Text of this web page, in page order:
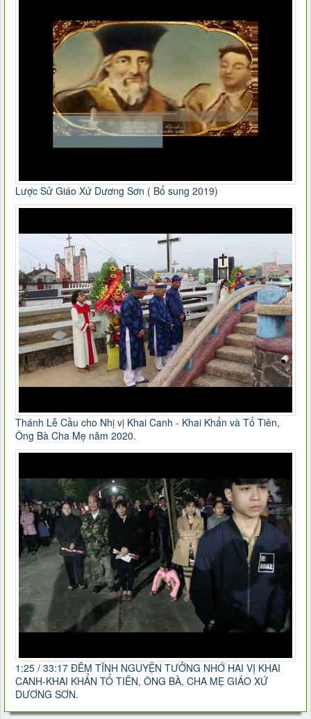
Lược Sử Giáo Xứ Dương Sơn ( Bổ sung 2019)
Thánh Lễ Cầu cho Nhị vị Khai Canh - Khai Khẩn và Tổ Tiên,
Ông Bà Cha Mẹ năm 2020.
1:25 / 33:17 ĐÊM TĨNH NGUYỆN TƯỞNG NHỚ HAI VỊ KHAI
CANH-KHAI KHẨN TỔ TIÊN, ÔNG BÀ, CHA MẸ GIÁO XỨ
DƯƠNG SƠN.